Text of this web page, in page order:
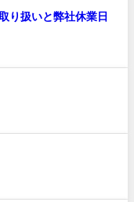
り扱いと弊社休業日